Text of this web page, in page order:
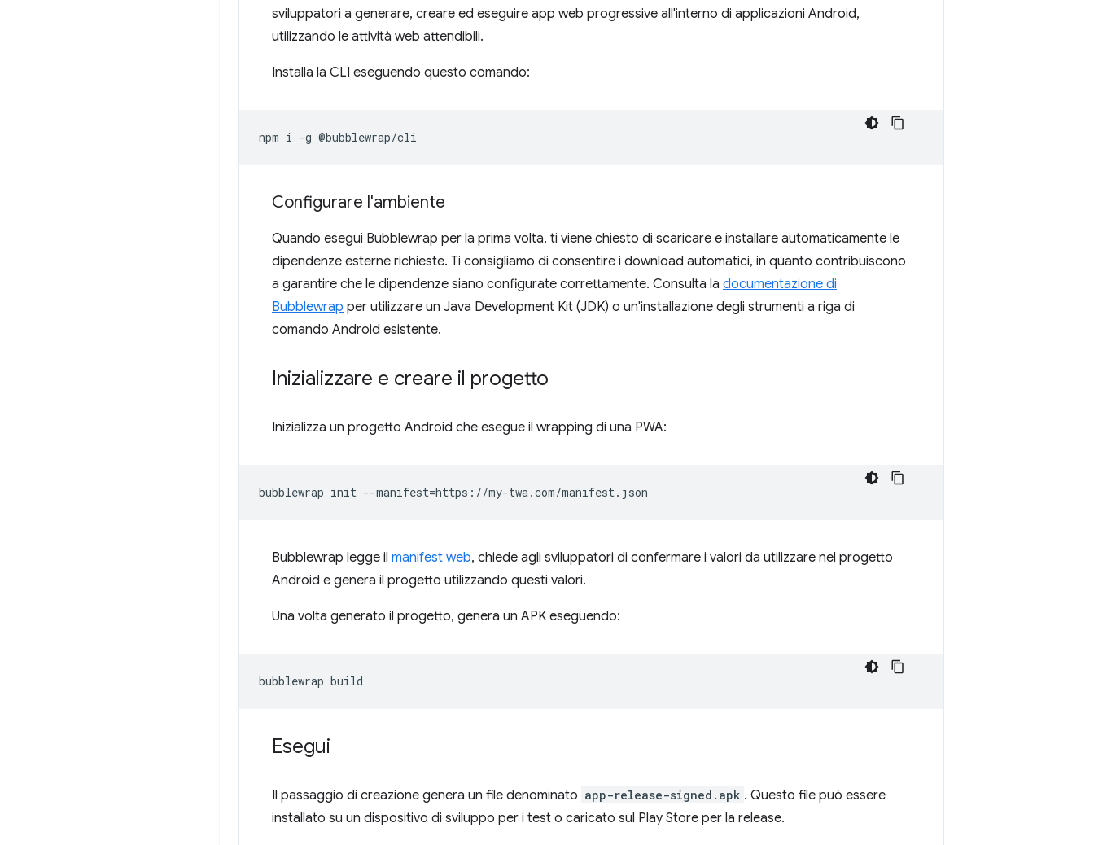
sviluppatori a generare, creare ed eseguire app web progressive all'interno di applicazioni Android,
utilizzando le attività web attendibili.
Installa la CLI eseguendo questo comando:
npm i -g
Configurare l'ambiente
Quando esegui Bubblewrap per la prima volta, ti viene chiesto di scaricare e installare automaticamente le
dipendenze esterne richieste. Ti consigliamo di consentire i download automatici, in quanto contribuiscono
a garantire che le dipendenze siano configurate correttamente. Consulta la documentazione di
Bubblewrap per utilizzare un Java Development Kit (JDK) o un'installazione degli strumenti a riga di
comando Android esistente.
Inizializzare e creare il progetto
Inizializza un progetto Android che esegue il wrapping di una PWA:
bubblewrap init --manifest=
Bubblewrap legge il manifest web, chiede agli sviluppatori di confermare i valori da utilizzare nel progetto
Android e genera il progetto utilizzando questi valori.
Una volta generato il progetto, genera un APK eseguendo:
bubblewrap
Esegui
Il passaggio di creazione genera un file denominato app-release-signed.apk . Questo file può essere
installato su un dispositivo di sviluppo per i test o caricato sul Play Store per la release.